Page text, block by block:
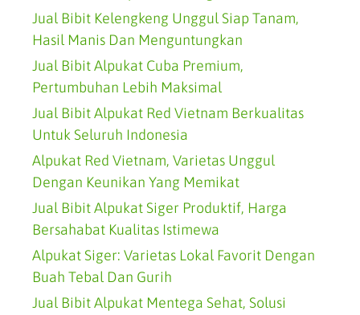
Jual Bibit Kelengkeng Unggul Siap Tanam,
Hasil Manis Dan Menguntungkan
Jual Bibit Alpukat Cuba Premium,
Pertumbuhan Lebih Maksimal
Jual Bibit Alpukat Red Vietnam Berkualitas
Untuk Seluruh Indonesia
Alpukat Red Vietnam, Varietas Unggul
Dengan Keunikan Yang Memikat
Jual Bibit Alpukat Siger Produktif, Harga
Bersahabat Kualitas Istimewa
Alpukat Siger: Varietas Lokal Favorit Dengan
Buah Tebal Dan Gurih
Jual Bibit Alpukat Mentega Sehat, Solusi